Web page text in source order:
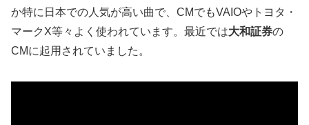
か特に日本での人気が高い曲で、CMでもVAIOやトヨタ・
マークX等々よく使われています。最近では大和証券の
CMに起用されていました。